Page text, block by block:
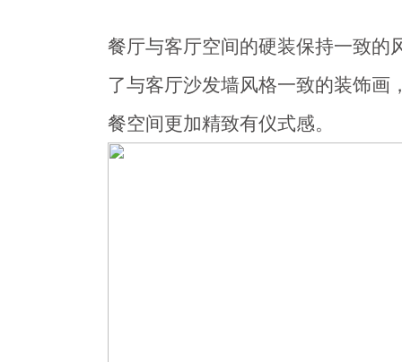
餐厅与客厅空间的硬装保持一致的
了与客厅沙发墙风格一致的装饰画
餐空间更加精致有仪式感。